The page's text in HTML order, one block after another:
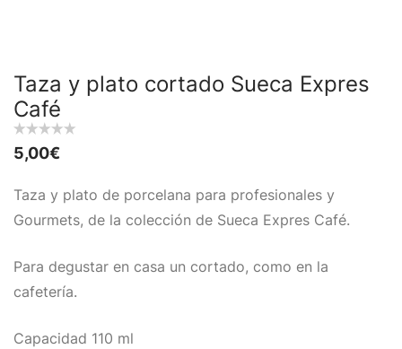
Taza y plato cortado Sueca Expres
Café
5,00€
Taza y plato de porcelana para profesionales y
Gourmets, de la colección de Sueca Expres Café.
Para degustar en casa un cortado, como en la
cafetería.
Capacidad 110 ml